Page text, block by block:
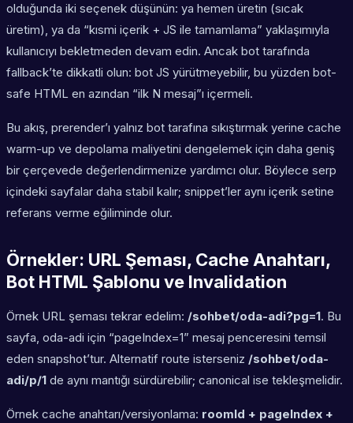
olduğunda iki seçenek düşünün: ya hemen üretin (sıcak
üretim), ya da “kısmi içerik + JS ile tamamlama” yaklaşımıyla
kullanıcıyı bekletmeden devam edin. Ancak bot tarafında
fallback’te dikkatli olun: bot JS yürütmeyebilir, bu yüzden bot-
safe HTML en azından “ilk N mesaj”ı içermeli.
Bu akış, prerender’ı yalnız bot tarafına sıkıştırmak yerine cache
warm-up ve depolama maliyetini dengelemek için daha geniş
bir çerçevede değerlendirmenize yardımcı olur. Böylece serp
içindeki sayfalar daha stabil kalır; snippet’ler aynı içerik setine
referans verme eğiliminde olur.
Örnekler: URL Şeması, Cache Anahtarı,
Bot HTML Şablonu ve Invalidation
Örnek URL şeması tekrar edelim: /sohbet/oda-adi?pg=1. Bu
sayfa, oda-adi için “pageIndex=1” mesaj penceresini temsil
eden snapshot’tur. Alternatif route isterseniz /sohbet/oda-
adi/p/1 de aynı mantığı sürdürebilir; canonical ise tekleşmelidir.
Örnek cache anahtarı/versiyonlama: roomId + pageIndex +